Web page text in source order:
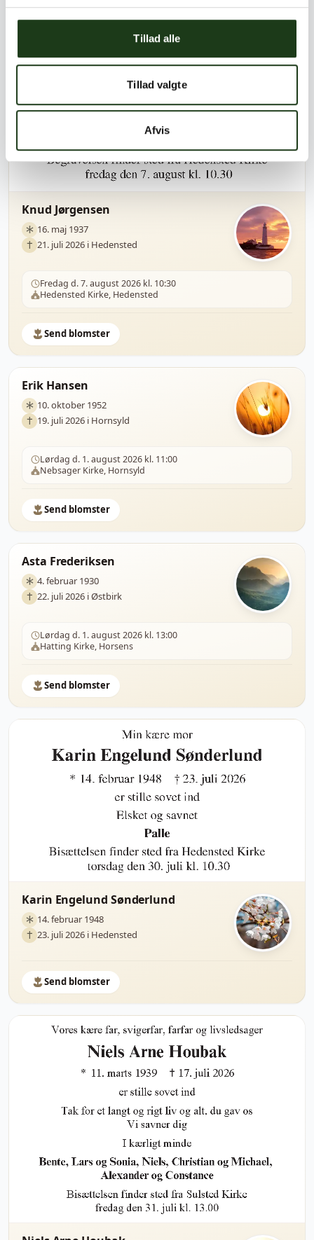
Tillad alle
Tillad valgte
Afvis
Knud Jørgensen
16. maj 1937
21. juli 2026 i Hedensted
Fredag d. 7. august 2026 kl. 10:30
Hedensted Kirke, Hedensted
Send blomster
Erik Hansen
10. oktober 1952
19. juli 2026 i Hornsyld
Lørdag d. 1. august 2026 kl. 11:00
Nebsager Kirke, Hornsyld
Send blomster
Asta Frederiksen
4. februar 1930
22. juli 2026 i Østbirk
Lørdag d. 1. august 2026 kl. 13:00
Hatting Kirke, Horsens
Send blomster
Karin Engelund Sønderlund
14. februar 1948
23. juli 2026 i Hedensted
Send blomster